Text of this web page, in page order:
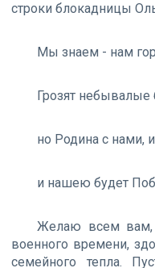
строки блокадницы
Мы знаем - нам
Грозят
но Родина с нами,
и нашею будет
Желаю всем вам,
военного времени,
семейного тепла.